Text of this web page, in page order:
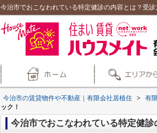
今治市でおこなわれている特定健診の内容とは？受
今治市の賃貸物件や不動産｜有限会社居植住 > 有
ック！
今治市でおこなわれている特定健